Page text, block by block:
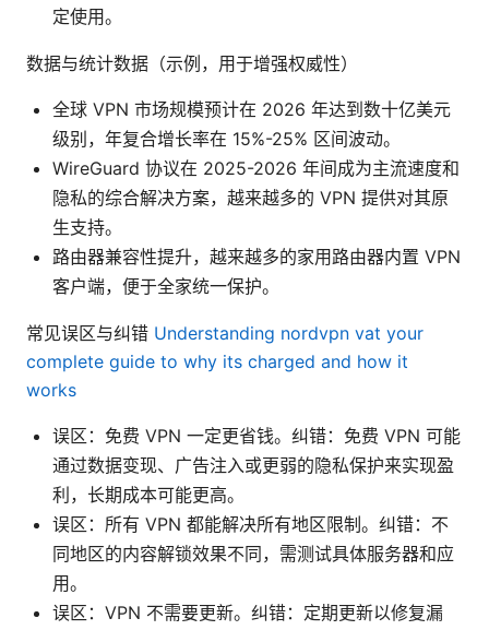
定使用。
数据与统计数据（示例，用于增强权威性）
全球 VPN 市场规模预计在 2026 年达到数十亿美元
级别，年复合增长率在 15%-25% 区间波动。
WireGuard 协议在 2025-2026 年间成为主流速度和
隐私的综合解决方案，越来越多的 VPN 提供对其原
生支持。
路由器兼容性提升，越来越多的家用路由器内置 VPN
客户端，便于全家统一保护。
常见误区与纠错 Understanding nordvpn vat your
complete guide to why its charged and how it
works
误区：免费 VPN 一定更省钱。纠错：免费 VPN 可能
通过数据变现、广告注入或更弱的隐私保护来实现盈
利，长期成本可能更高。
误区：所有 VPN 都能解决所有地区限制。纠错：不
同地区的内容解锁效果不同，需测试具体服务器和应
用。
误区：VPN 不需要更新。纠错：定期更新以修复漏